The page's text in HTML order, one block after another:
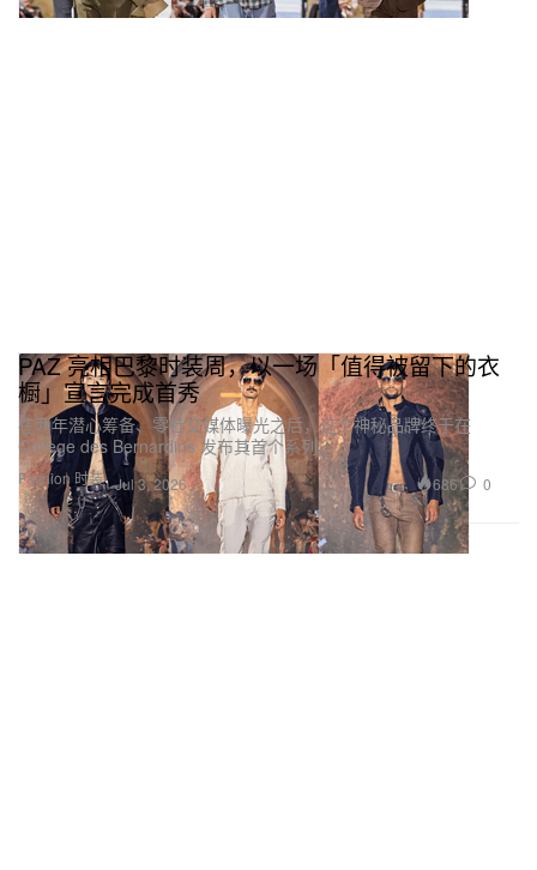
Fashion 时装
PAZ 亮相巴黎时装周，以一场「值得被留下的衣
橱」宣言完成首秀
在两年潜心筹备、零社交媒体曝光之后，这个神秘品牌终于在
Collège des Bernardins 发布其首个系列。
Jul 3, 2026 686 0